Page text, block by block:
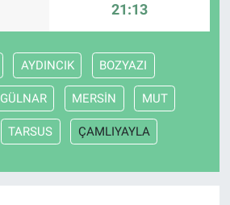
21:13
AYDINCIK BOZYAZI
GÜLNAR MERSİN MUT
TARSUS ÇAMLIYAYLA